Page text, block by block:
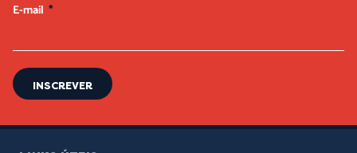
E-mail
INSCREVER